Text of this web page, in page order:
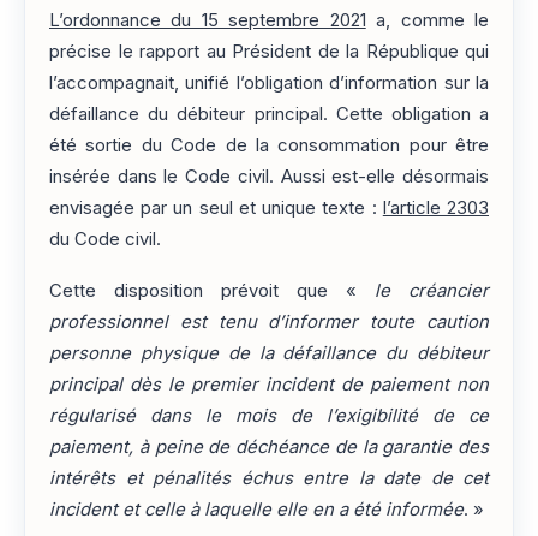
L’ordonnance du 15 septembre 2021 a, comme le
précise le rapport au Président de la République qui
l’accompagnait, unifié l’obligation d’information sur la
défaillance du débiteur principal. Cette obligation a
été sortie du Code de la consommation pour être
insérée dans le Code civil. Aussi est-elle désormais
envisagée par un seul et unique texte : l’article 2303
du Code civil.
Cette disposition prévoit que « le créancier
professionnel est tenu d’informer toute caution
personne physique de la défaillance du débiteur
principal dès le premier incident de paiement non
régularisé dans le mois de l’exigibilité de ce
paiement, à peine de déchéance de la garantie des
intérêts et pénalités échus entre la date de cet
incident et celle à laquelle elle en a été informée. »